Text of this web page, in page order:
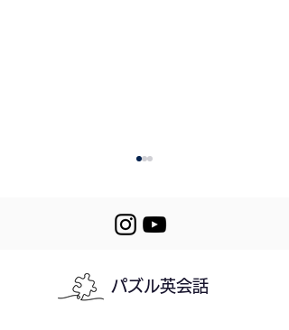
246. Let's Get an Air
パズル英会話